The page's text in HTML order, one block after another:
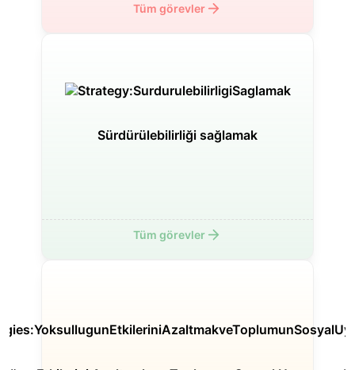
Tüm görevler
Sürdürülebilirliği sağlamak
Tüm görevler